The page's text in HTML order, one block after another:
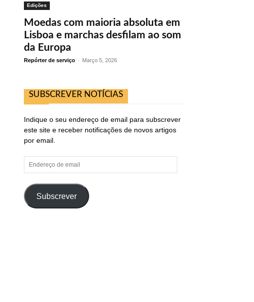
Edições
Moedas com maioria absoluta em
Lisboa e marchas desfilam ao som
da Europa
Repórter de serviço - Março 5, 2026
SUBSCREVER NOTÍCIAS
Indique o seu endereço de email para subscrever
este site e receber notificações de novos artigos
por email.
Endereço
de
Subscrever